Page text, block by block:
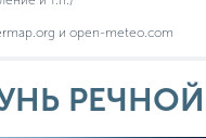
и open-meteo.com
РЕЧНОЙ